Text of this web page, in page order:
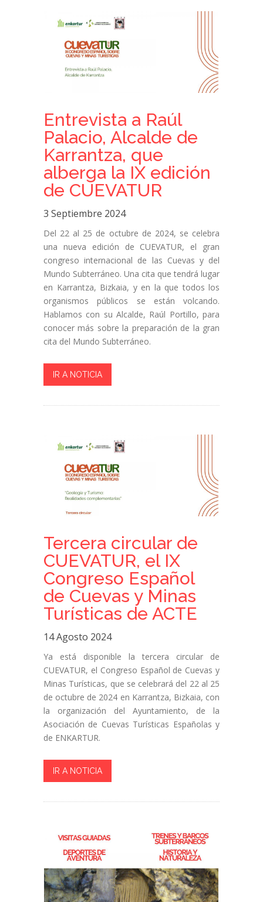
Entrevista a Raúl
Palacio, Alcalde de
Karrantza, que
alberga la IX edición
de CUEVATUR
3 Septiembre 2024
Del 22 al 25 de octubre de 2024, se celebra
una nueva edición de CUEVATUR, el gran
congreso internacional de las Cuevas y del
Mundo Subterráneo. Una cita que tendrá lugar
en Karrantza, Bizkaia, y en la que todos los
organismos públicos se están volcando.
Hablamos con su Alcalde, Raúl Portillo, para
conocer más sobre la preparación de la gran
cita del Mundo Subterráneo.
IR A NOTICIA
Tercera circular de
CUEVATUR, el IX
Congreso Español
de Cuevas y Minas
Turísticas de ACTE
14 Agosto 2024
Ya está disponible la tercera circular de
CUEVATUR, el Congreso Español de Cuevas y
Minas Turísticas, que se celebrará del 22 al 25
de octubre de 2024 en Karrantza, Bizkaia, con
la organización del Ayuntamiento, de la
Asociación de Cuevas Turísticas Españolas y
de ENKARTUR.
IR A NOTICIA